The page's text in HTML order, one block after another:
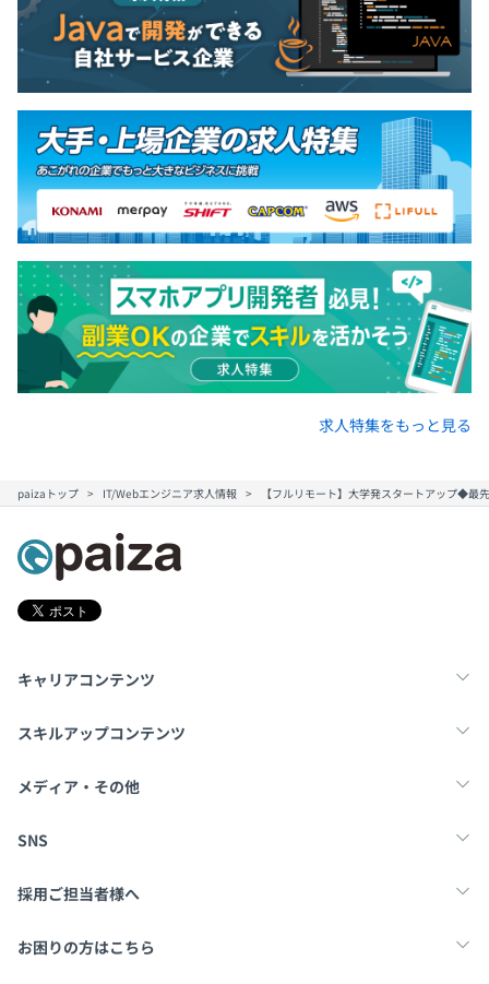
求人特集をもっと見る
paizaトップ IT/Webエンジニア求人情報 【フルリモート】大学発スタートアップ◆
キャリアコンテンツ
転職・キャリア
スキルアップコンテンツ
学習
メディア・その他
Tech Team Journal
SNS
X
採用ご担当者様へ
採用・教育をお考えの企業様へ
お困りの方はこちら